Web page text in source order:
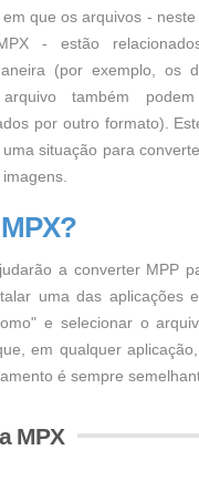
que os arquivos - neste
- estão
(por exemplo, os
também
por outro formato).
situação para
a converter MPP
uma das aplicações
e selecionar o
em qualquer
é sempre
MPX